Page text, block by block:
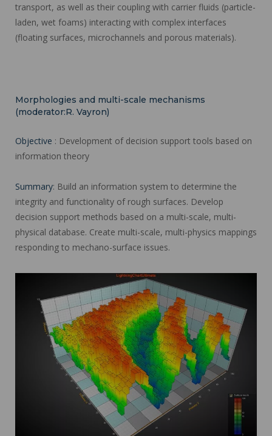
transport, as well as their coupling with carrier fluids (particle-
laden, wet foams) interacting with complex interfaces
(floating surfaces, microchannels and porous materials).
Morphologies and multi-scale mechanisms
(moderator:R. Vayron)
Objective : Development of decision support tools based on
information theory
Summary: Build an information system to determine the
integrity and functionality of rough surfaces. Develop
decision support methods based on a multi-scale, multi-
physical database. Create multi-scale, multi-physics mappings
responding to mechano-surface issues.